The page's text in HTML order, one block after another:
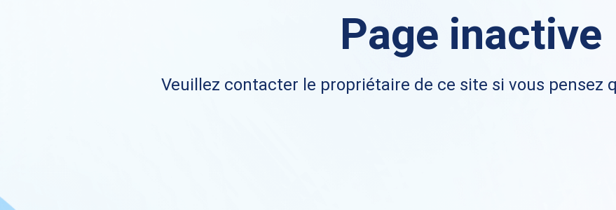
Page inactive
Veuillez contacter le propriétaire de ce site si vous pensez